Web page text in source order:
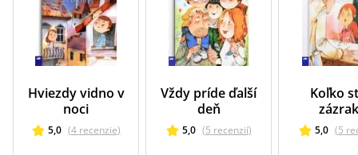
Hviezdy vidno v
noci
5,0 (4 recenzie)
Vždy príde ďalší
deň
5,0 (5 recenzií)
Koľko
5,0 (5